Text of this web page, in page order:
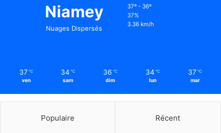
Niamey
Nuages Dispersés
37º - 36º
37%
3.36 km/h
37 ℃
ven
34 ℃
sam
36 ℃
dim
34 ℃
lun
37 ℃
mar
Populaire Récent